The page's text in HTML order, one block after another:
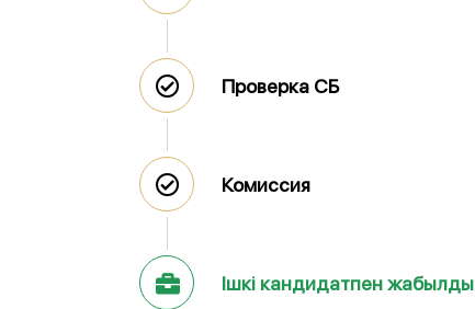
Проверка СБ
Комиссия
Ішкі кандидатпен жабылды